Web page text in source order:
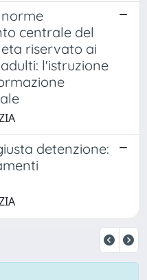
centrale del
riservato ai
l'istruzione
detenzione: